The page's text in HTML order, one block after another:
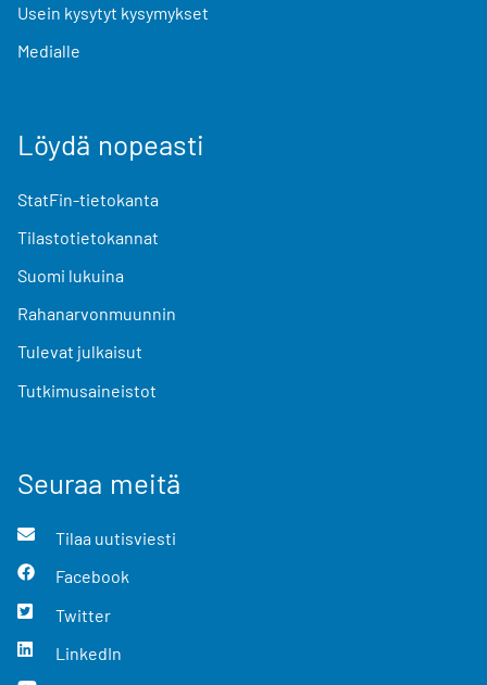
Usein kysytyt kysymykset
Medialle
Löydä nopeasti
StatFin-tietokanta
Tilastotietokannat
Suomi lukuina
Rahanarvonmuunnin
Tulevat julkaisut
Tutkimusaineistot
Seuraa meitä
Tilaa uutisviesti
Facebook
Twitter
LinkedIn